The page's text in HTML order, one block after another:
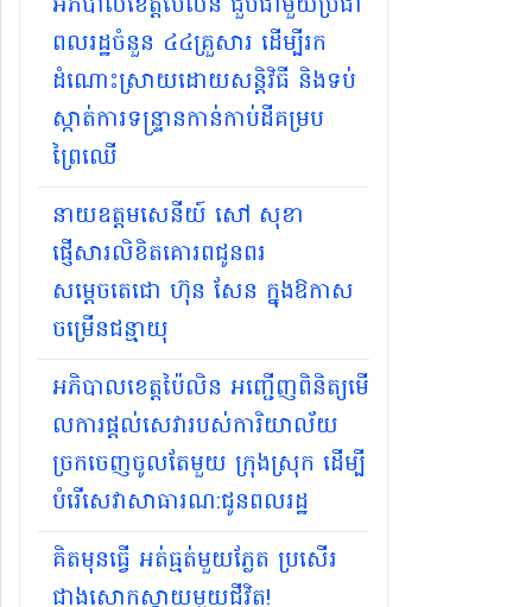
ពលរដ្ឋចំនួន ៤៤គ្រួសារ ដើម្បីរក
ដំណោះស្រាយដោយសន្តិវិធី និងទប់
ស្កាត់ការទន្ទ្រានកាន់កាប់ដីគម្រប
ព្រៃឈើ
នាយឧត្តមសេនីយ៍ សៅ សុខា
ផ្ញើសារលិខិតគោរពជូនពរ
សម្ដេចតេជោ ហ៊ុន សែន ក្នុងឱកាស
ចម្រើនជន្មាយុ
អភិបាល​ខេត្តប៉ៃ​លិន អញ្ជើញពិនិត្យមើ​
លការផ្តល់សេវារបស់​ការិយា​ល័យ
ច្រក​ចេញចូលតែមួយ ក្រុង​ស្រុក ដើម្បី
បំរើសេ​វាសាធា​រណ:ជូនព​លរដ្ឋ
គិតមុនធ្វើ អត់ធ្មត់មួយភ្លែត ប្រសើរ
ជាងសោកស្ដាយមួយជីវិត!